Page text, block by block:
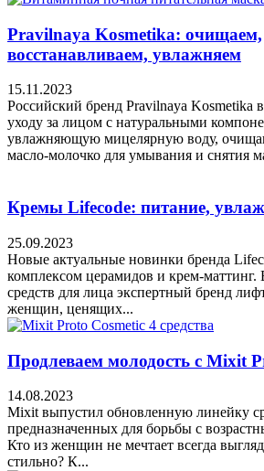
Pravilnaya Kosmetika: очищаем,
восстанавливаем, увлажняем
15.11.2023
Российский бренд Pravilnaya Kosmetika
уходу за лицом с натуральными
увлажняющую мицелярную воду,
масло-молочко для умывания и снятия
Кремы Lifecode: питание,
25.09.2023
Новые актуальные новинки бренда
комплексом церамидов и крем-маттинг.
средств для лица экспертный бренд
женщин, ценящих...
Продлеваем молодость с Mixit
14.08.2023
Mixit выпустил обновленную линейку
предназначенных для борьбы с
Кто из женщин не мечтает всегда
стильно? К...